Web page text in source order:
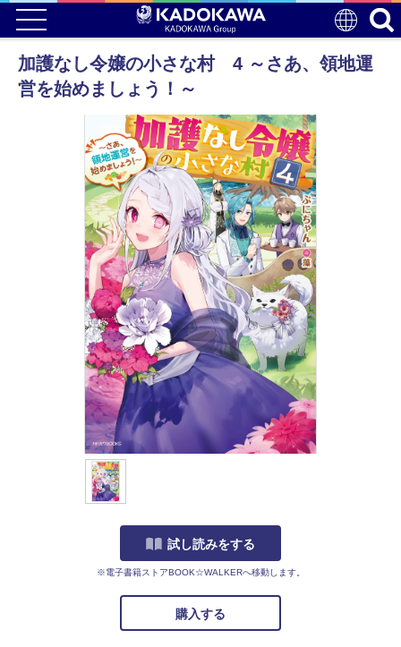
加護なし令嬢の小さな村 4 ～さあ、領地運
営を始めましょう！～
試し読みをする
※電子書籍ストアBOOK☆WALKERへ移動します。
購入する